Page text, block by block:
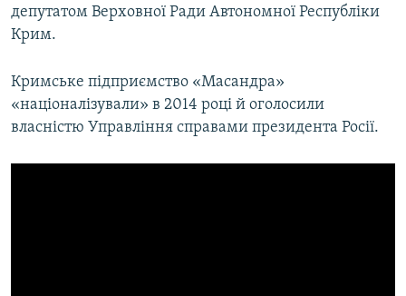
депутатом Верховної Ради Автономної Республіки
Крим.
Кримське підприємство «Масандра»
«націоналізували» в 2014 році й оголосили
власністю Управління справами президента Росії.